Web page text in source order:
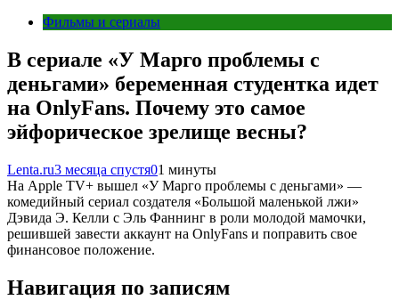
Фильмы и сериалы
В сериале «У Марго проблемы с
деньгами» беременная студентка идет
на OnlyFans. Почему это самое
эйфорическое зрелище весны?
Lenta.ru3 месяца спустя01 минуты
На Apple TV+ вышел «У Марго проблемы с деньгами» —
комедийный сериал создателя «Большой маленькой лжи»
Дэвида Э. Келли с Эль Фаннинг в роли молодой мамочки,
решившей завести аккаунт на OnlyFans и поправить свое
финансовое положение.
Навигация по записям